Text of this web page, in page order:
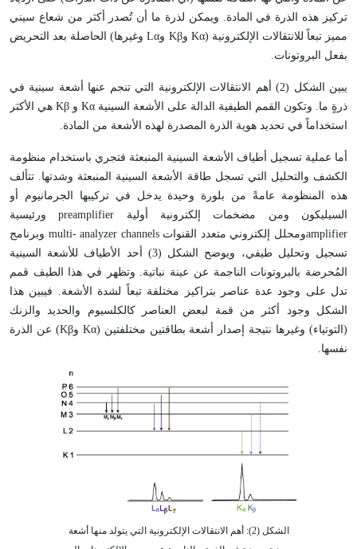
تركيز هذه الذرة في المادة. ويمكن لذرة ما أن تُصدر أكثر من شعاع سيني
مميز تبعاً للانتقالات الإلكترونية (Kα وKβ وLαوغيرها) الحاصلة بعد التحريض
بفعل البروتونات.
يبين الشكل (2) أهم الانتقالات الإلكترونية التي تنجم عنها أشعة سينية في
ذرةٍ ما. وتكون القمم الطيفية الدالة على الأشعة السينية Kα و Kβ هي الأكثر
استخداماً في تحديد هوية الذرة المصدرة لهذه الأشعة من المادة.
أما عملية تسجيل أطياف الأشعة السينية المنبعثة فتجري باستخدام منظومة
الكشف والتحليل التي تسجل طاقة الأشعة السينية المنبعثة وشدتها. تتألف
هذه المنظومة عامةً من بلورة وحيدة يدخل في تركيبها الجرمانيوم أو
السيليكون ومن مضخمات إلكترونية أولية preamplifierورئيسية
amplifierومحلل إلكتروني متعدد القنواتmulti- analyzer channels وبرنامج
تسجيل وتحليل طيفي، ويوضح الشكل (3) أحد الأطياف للأشعة السينية
المُحرضة بالبروتونات الناجمة عن عينة نباتية. وتظهر في هذا الطيف قمم
تدل على وجود عدة عناصر بتراكيز مختلفة تبعاً لشدة الأشعة. فيبين هذا
الشكل وجود أكثر من قمة لبعض العناصر كالكلسيوم والحديد والزنك
(التوتياء) وغيرها نتيجة إصدار أشعة بطاقتين مختلفتين (Kα وKβ) عن الذرة
نفسها.
الشكل (2): أهم الانتقالات الإلكترونية التي يتولد منها أشعة